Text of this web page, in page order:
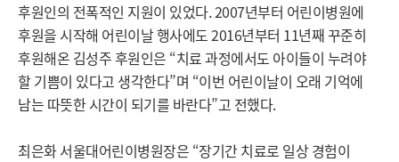
후원인의 전폭적인 지원이 있었다. 2007년부터 어린이병원에
후원을 시작해 어린이날 행사에도 2016년부터 11년째 꾸준히
후원해온 김성주 후원인은 “치료 과정에서도 아이들이 누려야
할 기쁨이 있다고 생각한다”며 “이번 어린이날이 오래 기억에
남는 따뜻한 시간이 되기를 바란다”고 전했다.
최은화 서울대어린이병원장은 “장기간 치료로 일상 경험이